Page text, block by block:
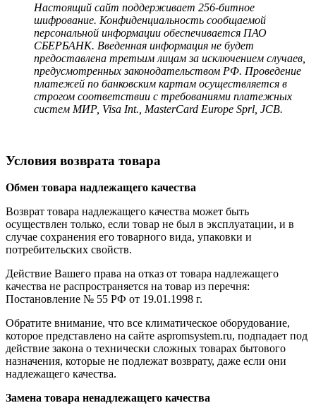
Настоящий сайт поддерживает 256-битное
шифрование. Конфиденциальность сообщаемой
персональной информации обеспечивается ПАО
СБЕРБАНК. Введенная информация не будет
предоставлена третьим лицам за исключением случаев,
предусмотренных законодательством РФ. Проведение
платежей по банковским картам осуществляется в
строгом соответствии с требованиями платежных
систем МИР, Visa Int., MasterCard Europe Sprl, JCB.
Условия возврата товара
Обмен товара надлежащего качества
Возврат товара надлежащего качества может быть
осуществлен только, если товар не был в эксплуатации, и в
случае сохранения его товарного вида, упаковки и
потребительских свойств.
Действие Вашего права на отказ от товара надлежащего
качества не распространяется на товар из перечня:
Постановление № 55 РФ от 19.01.1998 г.
Обратите внимание, что все климатическое оборудование,
которое представлено на сайте aspromsystem.ru, подпадает под
действие закона о технически сложных товарах бытового
назначения, которые не подлежат возврату, даже если они
надлежащего качества.
Замена товара ненадлежащего качества